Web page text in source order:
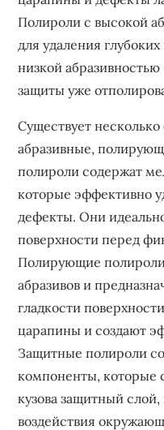
Полироли с высокой
для удаления
низкой
защиты уже
Существует
абразивные‚
полироли содержат
которые эффективно
дефекты. Они
поверхности перед
Полирующие
абразивов и
гладкости
царапины и создают
Защитные полироли
компоненты‚ которые
кузова защитный
воздействия